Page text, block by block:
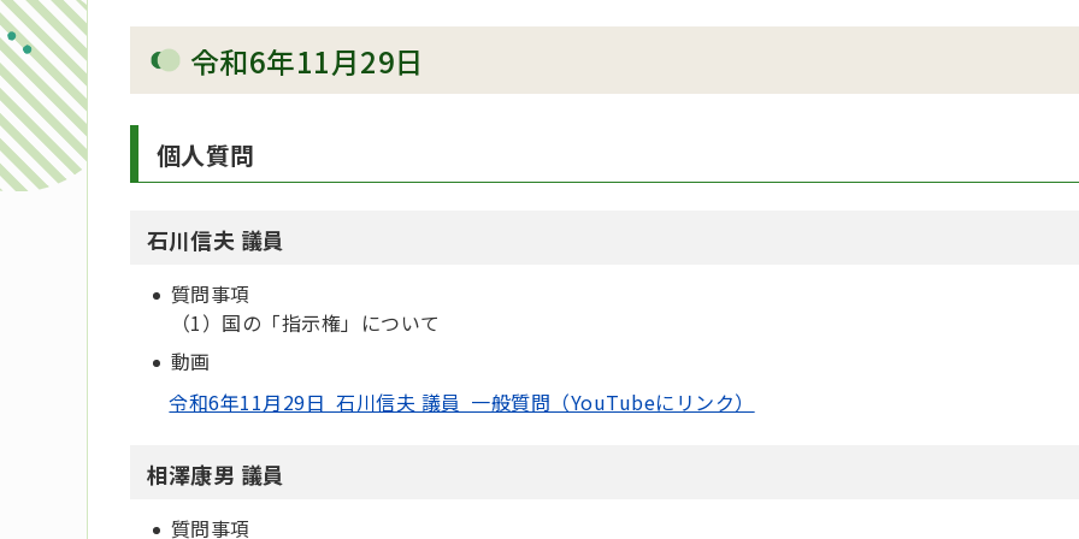
令和6年11月29日
個人質問
石川信夫 議員
質問事項
（1）国の「指示権」について
動画
令和6年11月29日 石川信夫 議員 一般質問（YouTubeにリンク）
相澤康男 議員
質問事項